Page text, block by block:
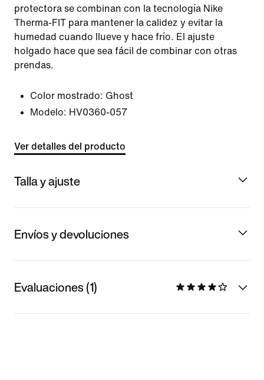
protectora se combinan con la tecnología Nike
Therma-FIT para mantener la calidez y evitar la
humedad cuando llueve y hace frío. El ajuste
holgado hace que sea fácil de combinar con otras
prendas.
Color mostrado: Ghost
Modelo: HV0360-057
Ver detalles del producto
Talla y ajuste
Envíos y devoluciones
Evaluaciones (1)